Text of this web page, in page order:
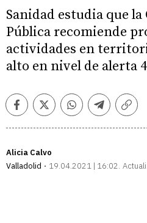
Sanidad estudia que
Pública recomiende
actividades en
alto en nivel de alerta 4
FacebookTwitterWhatsappTelegram
Alicia Calvo
Valladolid
19.04.2021 | 16:02